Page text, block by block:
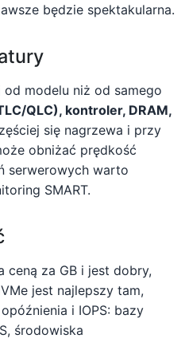
będzie spektakularna.
modelu niż od samego
QLC), kontroler, DRAM,
się nagrzewa i przy
obniżać prędkość
serwerowych warto
SMART.
ceną za GB i jest dobry,
jest najlepszy tam,
i IOPS: bazy
środowiska